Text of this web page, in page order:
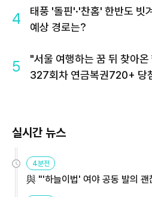
4
태풍 '돌핀'·'찬홈' 한반도 빗
예상 경로는?
5
"서울 여행하는 꿈 뒤 찾아
327회차 연금복권720+ 당
실시간 뉴스
4분전
與 "'하늘이법' 여야 공동 발의